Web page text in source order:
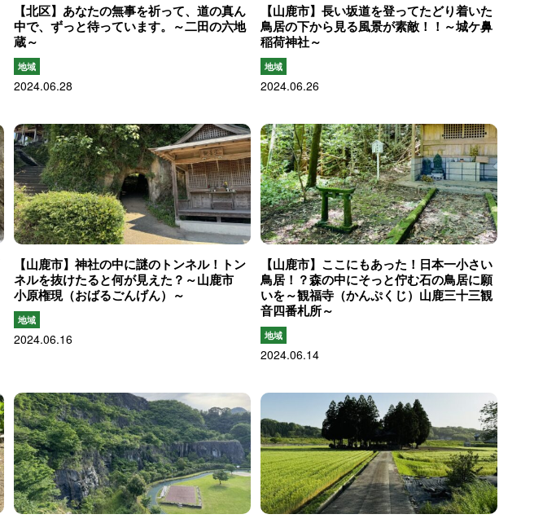
【北区】あなたの無事を祈って、道の真ん
中で、ずっと待っています。～二田の六地
蔵～
地域
2024.06.28
【山鹿市】長い坂道を登ってたどり着いた
鳥居の下から見る風景が素敵！！～城ケ鼻
稲荷神社～
地域
2024.06.26
【山鹿市】神社の中に謎のトンネル！トン
ネルを抜けたると何が見えた？～山鹿市
小原権現（おばるごんげん）～
地域
2024.06.16
【山鹿市】ここにもあった！日本一小さい
鳥居！？森の中にそっと佇む石の鳥居に願
いを～観福寺（かんぷくじ）山鹿三十三観
音四番札所～
地域
2024.06.14